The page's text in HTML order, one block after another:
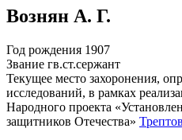
Вознян А. Г.
Год рождения 1907
Звание гв.ст.сержант
Текущее место захоронения,
исследований, в рамках
Народного проекта
защитников Отечества»